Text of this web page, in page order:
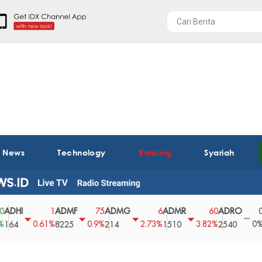
Technology Banking Syariah
1
0.61%8225
75
0.9%
ADMG
214
6
2.73%1510
60
3.82%
ADRO
2540
0
0%
AEGS
43